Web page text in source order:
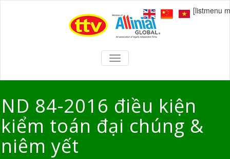
TOGGLE
NAVIGATION
ND 84-2016 điều kiện
kiểm toán đại chúng &
niêm yết
[listmenu